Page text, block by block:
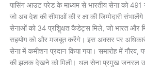
पासिंग आउट परेड के माध्यम से भारतीय सेना को 491
जो अब देश की सीमाओं की र क्षा की जिम्मेदारी
सेनाओं को 34 प्रशिॢक्षत कैडेट्स मिले, जो भारत और
सहयोग को और मजबूत करेंगे। इस अवसर पर
सेना में कमीशन प्रदान किया गया। समारोह में
की झलक देखने को मिली। थल सेना प्रमुख जनरल